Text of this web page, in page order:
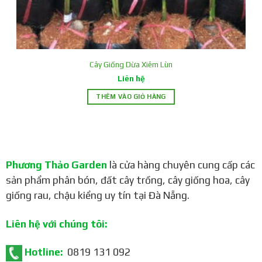
Công dụng:
Quả cóc Thái có thể ăn tươi, làm nước ép, mứt, hoặc sấy
khô.
Cây Giống Dừa Xiêm Lùn
Liên hệ
THÊM VÀO GIỎ HÀNG
Phương Thảo Garden là cửa hàng chuyên cung cấp các
sản phẩm phân bón, đất cây trồng, cây giống hoa, cây
giống rau, chậu kiểng uy tín tại Đà Nẵng.
Liên hệ với chúng tôi:
Hotline:0819 131 092